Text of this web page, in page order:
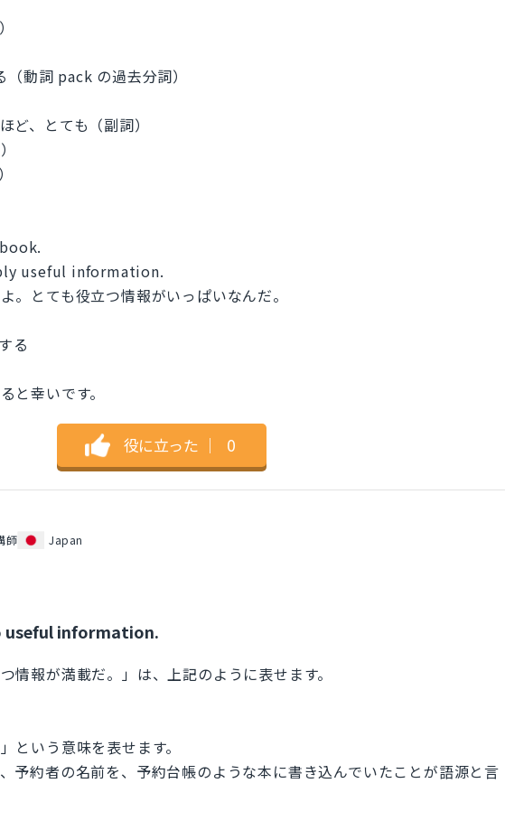
動詞 pack の過去分詞）
、とても（副詞）
useful information.
。とても役立つ情報がいっぱいなんだ。
る
と幸いです。
役に立った ｜ 0
師
Japan
useful information.
情報が満載だ。」は、上記のように表せます。
という意味を表せます。
予約者の名前を、予約台帳のような本に書き込んでいたことが語源と言